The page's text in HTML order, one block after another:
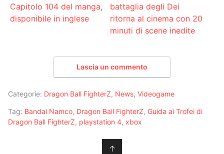
Capitolo 104 del manga,
disponibile in inglese
battaglia degli Dei
ritorna al cinema con 20
minuti di scene inedite
Lascia un commento
Categorie: Dragon Ball FighterZ, News, Videogame
Tag: Bandai Namco, Dragon Ball FighterZ, Guida ai Trofei di
Dragon Ball FighterZ, playstation 4, xbox
↑